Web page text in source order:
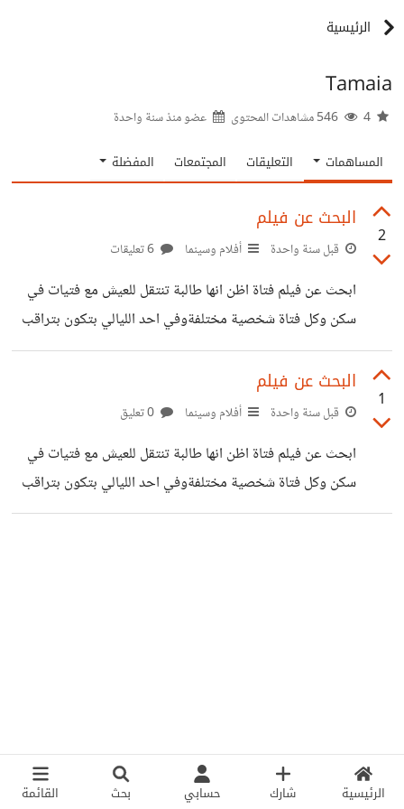
الرئيسية شارك حسابي بحث القائمة
الرئيسية
Tamaia
عضو منذسنة واحدة
المساهمات التعليقات المجتمعات المفضلة
2
البحث عن فيلم
قبل سنة واحدة أفلام وسينما
ابحث عن فيلم فتاة اظن انها طالبة تنتقل للعيش مع فتيات في
سكن وكل فتاة شخصية مختلفةوفي احد الليالي بتكون بتراقب
جارها الوسيم وفجأة تشوف من ظله انه يقتل امرأة وبعدها
تحاول دخول شقته سراً لتكتشف الجريمة وتبحث عن الجثة
الفيلم اكشن وكوميدي
1
البحث عن فيلم
قبل سنة واحدة أفلام وسينما
ابحث عن فيلم فتاة اظن انها طالبة تنتقل للعيش مع فتيات في
سكن وكل فتاة شخصية مختلفةوفي احد الليالي بتكون بتراقب
جارها الوسيم وفجأة تشوف من ظله انه يقتل امرأة وبعدها